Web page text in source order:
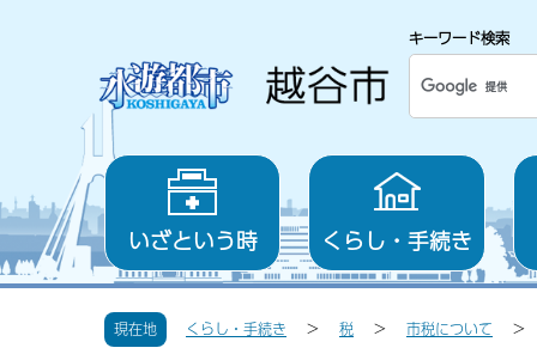
キーワード検索
いざという時 くらし・手続き
現在地 くらし・手続き 税 市税について